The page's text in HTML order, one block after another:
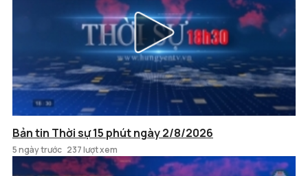
Bản tin Thời sự 15 phút ngày 2/8/2026
5 ngày trước 237 lượt xem